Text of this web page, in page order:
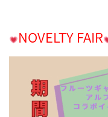
NOVELTY FAIR